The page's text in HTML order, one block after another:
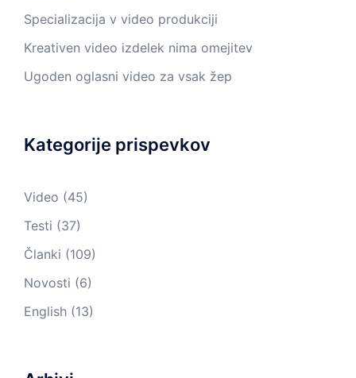
Specializacija v video produkciji
Kreativen video izdelek nima omejitev
Ugoden oglasni video za vsak žep
Kategorije prispevkov
Video (45)
Testi (37)
Članki (109)
Novosti (6)
English (13)